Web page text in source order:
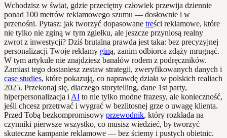
Wchodzisz w świat, gdzie przeciętny człowiek przewija dziennie
ponad 100 metrów reklamowego szumu — dosłownie i w
przenośni. Pytasz: jak tworzyć dopasowane treści reklamowe, które
nie tylko nie zginą w tym zgiełku, ale jeszcze przyniosą realny
zwrot z inwestycji? Dziś brutalna prawda jest taka: bez precyzyjnej
personalizacji Twoje reklamy giną, zanim odbiorca zdąży mrugnąć.
W tym artykule nie znajdziesz banałów rodem z podręczników.
Zamiast tego dostaniesz zestaw strategii, zweryfikowanych danych i
case studies, które pokazują, co naprawdę działa w polskich realiach
2025. Przekonaj się, dlaczego storytelling, dane 1st party,
hiperpersonalizacja i AI to nie tylko modne frazesy, ale konieczność,
jeśli chcesz przetrwać i wygrać w bezlitosnej grze o uwagę klienta.
Przed Tobą bezkompromisowy przewodnik, który rozkłada na
czynniki pierwsze wszystko, co musisz wiedzieć, by tworzyć
skuteczne kampanie reklamowe — bez ściemy i pustych obietnic.